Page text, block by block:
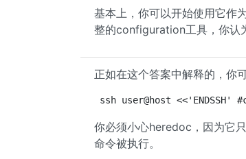
基本上，你可以开始使用它作
整的configuration工具，你认
正如在这个答案中解释的，你
ssh user@host <<'ENDSSH'
你必须小心heredoc，因为它
命令被执行。